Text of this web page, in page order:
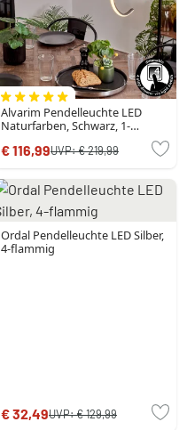
Alvarim Pendelleuchte LED
Naturfarben, Schwarz, 1-
€ 116,99UVP:€ 219,99
Ordal Pendelleuchte LED Silber,
4-flammig
€ 32,49UVP:€ 129,99